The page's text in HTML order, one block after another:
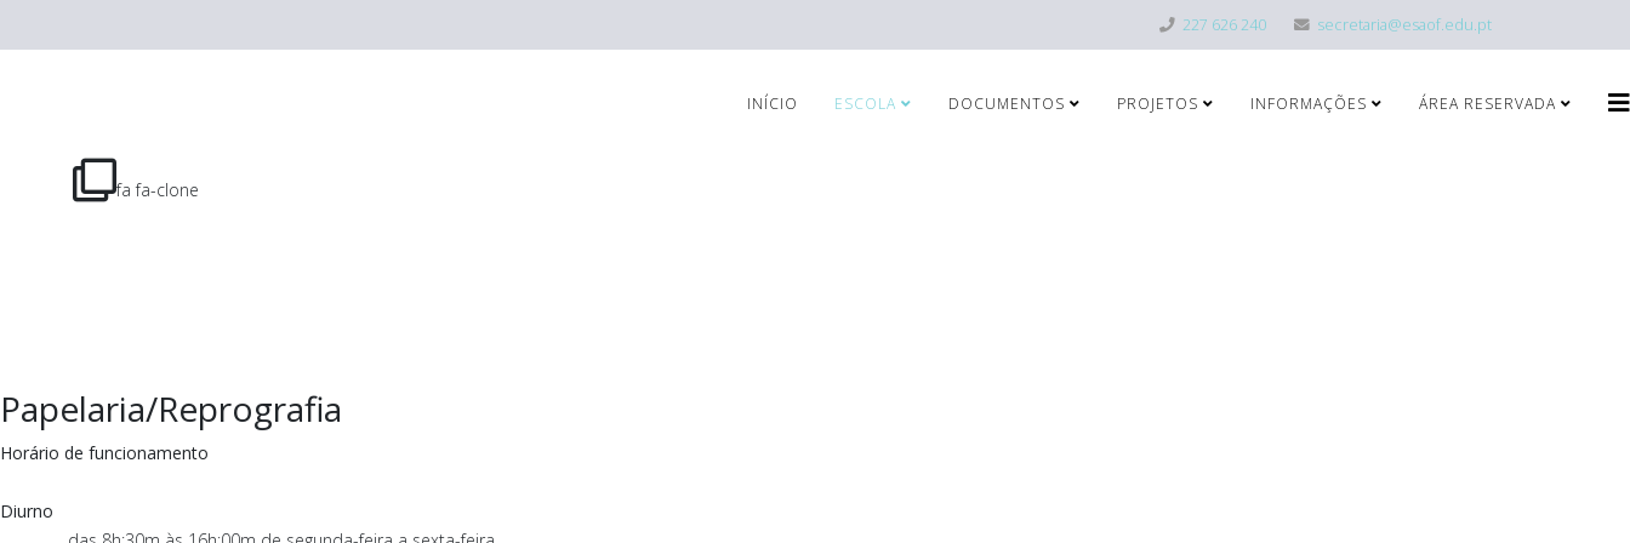
227 626 240 secretaria@esaof.edu.pt
INÍCIO ESCOLA DOCUMENTOS PROJETOS INFORMAÇÕES ÁREA RESERVADA
fa fa-clone
Papelaria/Reprografia
Horário de funcionamento
Diurno